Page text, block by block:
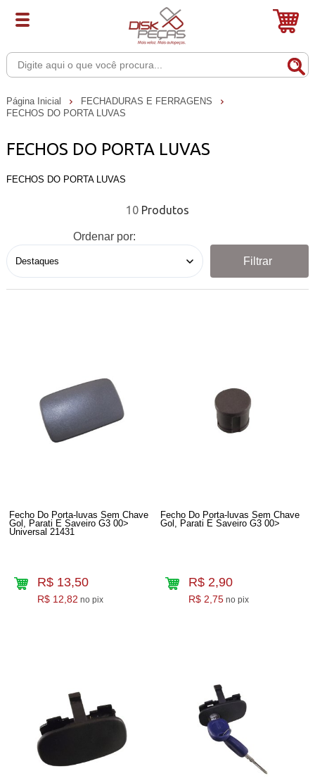
Página Inicial
FECHADURAS E FERRAGENS
FECHOS DO PORTA LUVAS
FECHOS DO PORTA LUVAS
FECHOS DO PORTA LUVAS
10
Ordenar por:
Filtrar
Fecho Do Porta-luvas Sem Chave
Gol, Parati E Saveiro G3 00>
Universal 21431
R$ 13,50
R$ 12,82 no pix
Fecho Do Porta-luvas Sem Chave
Gol, Parati E Saveiro G3 00>
R$ 2,90
R$ 2,75 no pix